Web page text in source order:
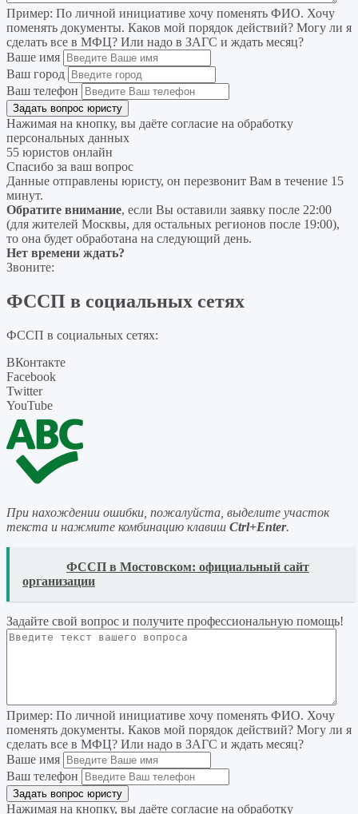
Пример: По личной инициативе хочу поменять ФИО. Хочу
поменять документы. Каков мой порядок действий? Могу ли я
сделать все в МФЦ? Или надо в ЗАГС и ждать месяц?
Ваше имя
Ваш город
Ваш телефон
Нажимая на кнопку, вы даёте согласие на обработку
персональных данных
55 юристов онлайн
Спасибо за ваш вопрос
Данные отправлены юристу, он перезвонит Вам в течение 15
минут.
Обратите внимание, если Вы оставили заявку после 22:00
(для жителей Москвы, для остальных регионов после 19:00),
то она будет обработана на следующий день.
Нет времени ждать?
Звоните:
ФССП в социальных сетях
ФССП в социальных сетях:
ВКонтакте
Facebook
Twitter
YouTube
При нахождении ошибки, пожалуйста, выделите участок
текста и нажмите комбинацию клавиш Ctrl+Enter.
ФССП в Мостовском: официальный сайт
организации
Задайте свой вопрос и получите профессиональную помощь!
Пример: По личной инициативе хочу поменять ФИО. Хочу
поменять документы. Каков мой порядок действий? Могу ли я
сделать все в МФЦ? Или надо в ЗАГС и ждать месяц?
Ваше имя
Ваш телефон
Нажимая на кнопку, вы даёте согласие на обработку